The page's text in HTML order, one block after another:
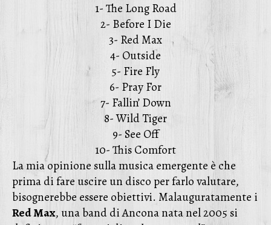
1- The Long Road
2- Before I Die
3- Red Max
4- Outside
5- Fire Fly
6- Pray For
7- Fallin’ Down
8- Wild Tiger
9- See Off
10- This Comfort
La mia opinione sulla musica emergente è che
prima di fare uscire un disco per farlo valutare,
bisognerebbe essere obiettivi. Malauguratamente i
Red Max, una band di Ancona nata nel 2005 si